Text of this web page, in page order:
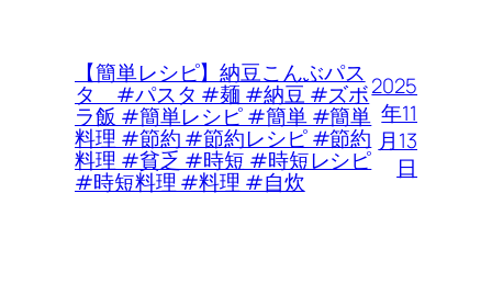
【簡単レシピ】納豆こんぶパス
タ #パスタ #麺 #納豆 #ズボ
ラ飯 #簡単レシピ #簡単 #簡単
料理 #節約 #節約レシピ #節約
料理 #貧乏 #時短 #時短レシピ
#時短料理 #料理 #自炊
2025
年11
月13
日